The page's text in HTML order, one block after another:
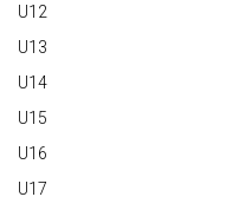
U12
U13
U14
U15
U16
U17